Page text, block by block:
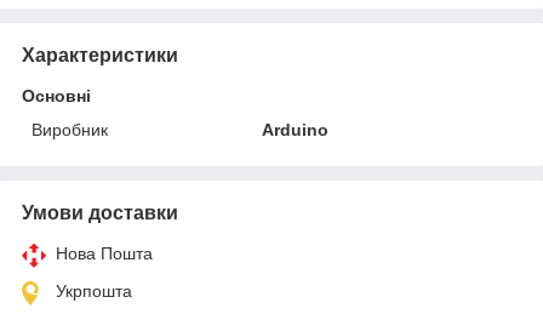
Характеристики
Основні
Виробник
Arduino
Умови доставки
Нова Пошта
Укрпошта